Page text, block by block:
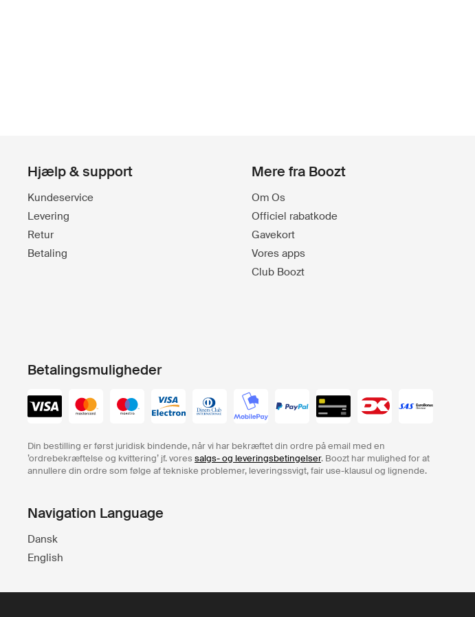
Hjælp & support
Kundeservice
Levering
Retur
Betaling
Mere fra Boozt
Om Os
Officiel rabatkode
Gavekort
Vores apps
Club Boozt
Betalingsmuligheder
Din bestilling er først juridisk bindende, når vi har bekræftet din ordre på email med en
’ordrebekræftelse og kvittering’ jf. vores salgs- og leveringsbetingelser. Boozt har mulighed for at
annullere din ordre som følge af tekniske problemer, leveringssvigt, fair use-klausul og lignende.
Navigation Language
Dansk
English